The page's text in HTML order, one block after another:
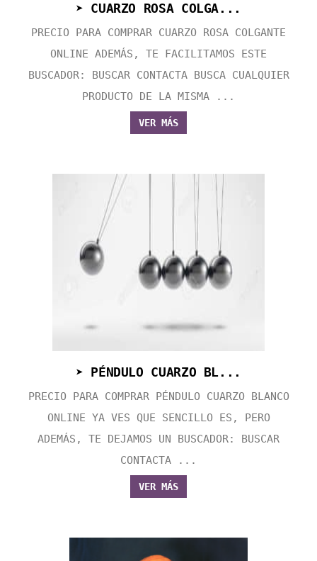
➤ CUARZO ROSA COLGA...
PRECIO PARA COMPRAR CUARZO ROSA COLGANTE
ONLINE ADEMÁS, TE FACILITAMOS ESTE
BUSCADOR: BUSCAR CONTACTA BUSCA CUALQUIER
PRODUCTO DE LA MISMA ...
VER MÁS
➤ PÉNDULO CUARZO BL...
PRECIO PARA COMPRAR PÉNDULO CUARZO BLANCO
ONLINE YA VES QUE SENCILLO ES, PERO
ADEMÁS, TE DEJAMOS UN BUSCADOR: BUSCAR
CONTACTA ...
VER MÁS